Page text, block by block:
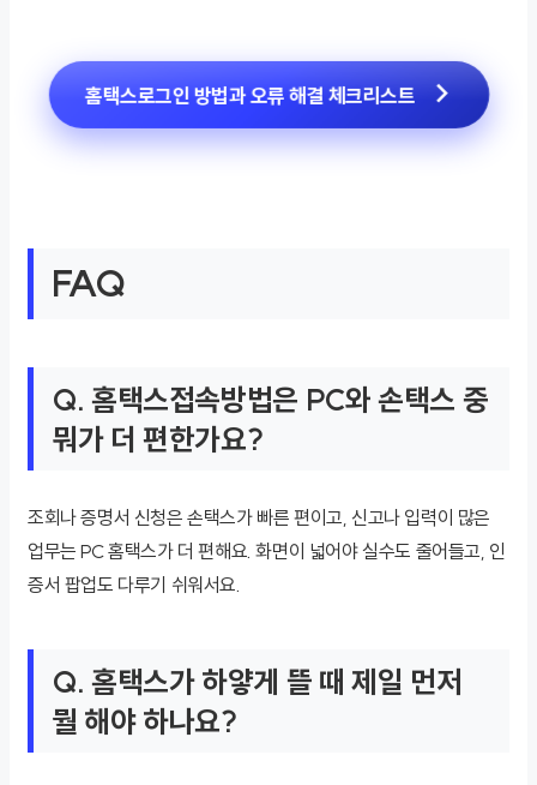
홈택스로그인 방법과 오류 해결 체크리스트
FAQ
Q. 홈택스접속방법은 PC와 손택스 중
뭐가 더 편한가요?
조회나 증명서 신청은 손택스가 빠른 편이고, 신고나 입력이 많은
업무는 PC 홈택스가 더 편해요. 화면이 넓어야 실수도 줄어들고, 인
증서 팝업도 다루기 쉬워서요.
Q. 홈택스가 하얗게 뜰 때 제일 먼저
뭘 해야 하나요?